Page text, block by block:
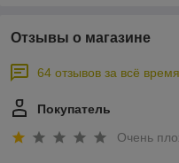
Отзывы о магазине
64 отзывов за всё время
Покупатель
Очень